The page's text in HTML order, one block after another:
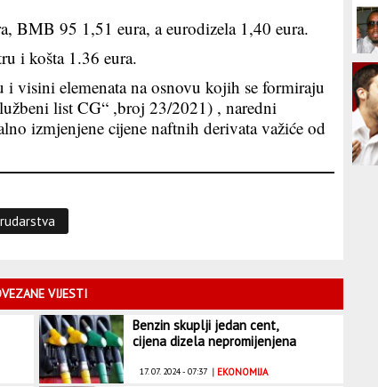
BMB 95 1,51 eura, a eurodizela 1,40 eura.
i košta 1.36 eura.
i visini elemenata na osnovu kojih se formiraju
list CG“ ,broj 23/2021) , naredni
izmjenjene cijene naftnih derivata važiće od
VIJESTI
Benzin skuplji jedan cent,
cijena dizela nepromijenjena
17. 07. 2024 - 07:37 | EKONOMIJA